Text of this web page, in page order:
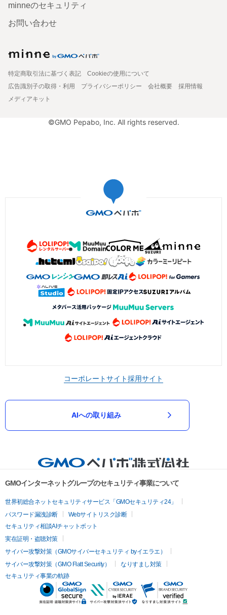
minneのセキュリティ
お問い合わせ
特定商取引法に基づく表記
Cookieの使用について
広告識別子の取得・利用
プライバシーポリシー 会社概要
採用情報
メディアキット
©GMO Pepabo, Inc. All rights reserved.
コーポレートサイト採用サイト
AIへの取り組み
GMOインターネットグループのセキュリティ事業について
世界初総合ネットセキュリティサービス「GMOセキュリティ24」
パスワード漏洩診断
Webサイトリスク診断
セキュリティ相談AIチャットボット
実在証明・盗聴対策
サイバー攻撃対策（GMOサイバーセキュリティ byイエラエ）
サイバー攻撃対策（GMO Flatt Security）
なりすまし対策
セキュリティ事業の軌跡